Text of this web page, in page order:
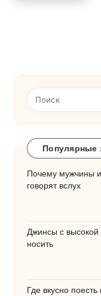
Популярные
Почему мужчины
говорят вслух
Джинсы с высокой
носить
Где вкусно